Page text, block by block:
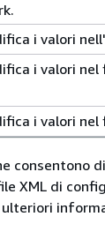
i valori
i valori nel
i valori nel
consentono
XML di